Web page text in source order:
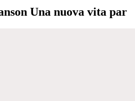
Una nuova vita par